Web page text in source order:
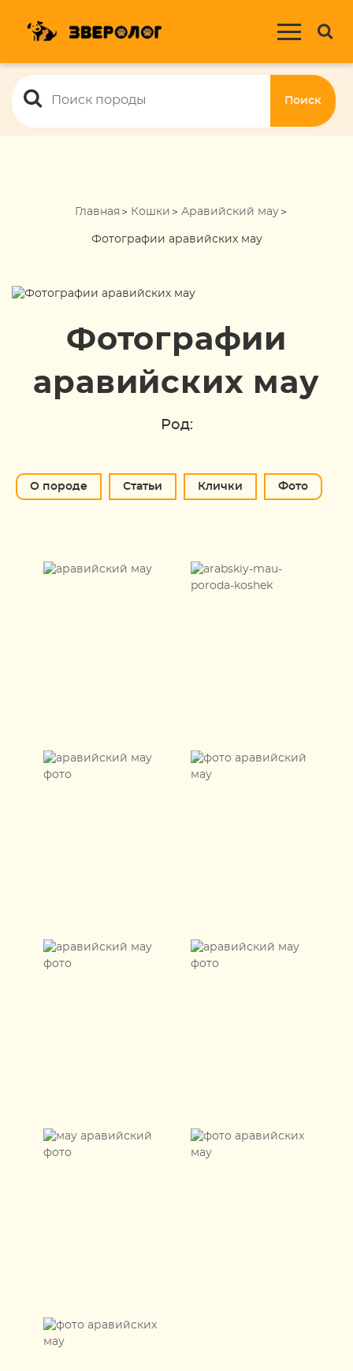
Поиск
Главная Кошки Аравийский мау
Фотографии аравийских мау
Фотографии
аравийских мау
Род:
О породе Статьи Клички Фото